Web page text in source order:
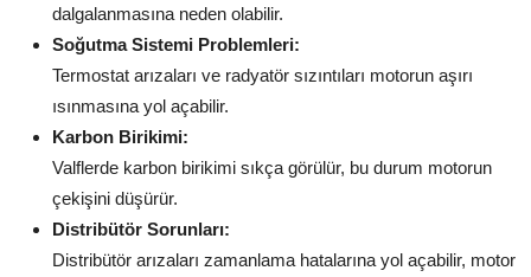
dalgalanmasına neden olabilir.
Soğutma Sistemi Problemleri:
Termostat arızaları ve radyatör sızıntıları motorun aşırı
ısınmasına yol açabilir.
Karbon Birikimi:
Valflerde karbon birikimi sıkça görülür, bu durum motorun
çekişini düşürür.
Distribütör Sorunları:
Distribütör arızaları zamanlama hatalarına yol açabilir, motor